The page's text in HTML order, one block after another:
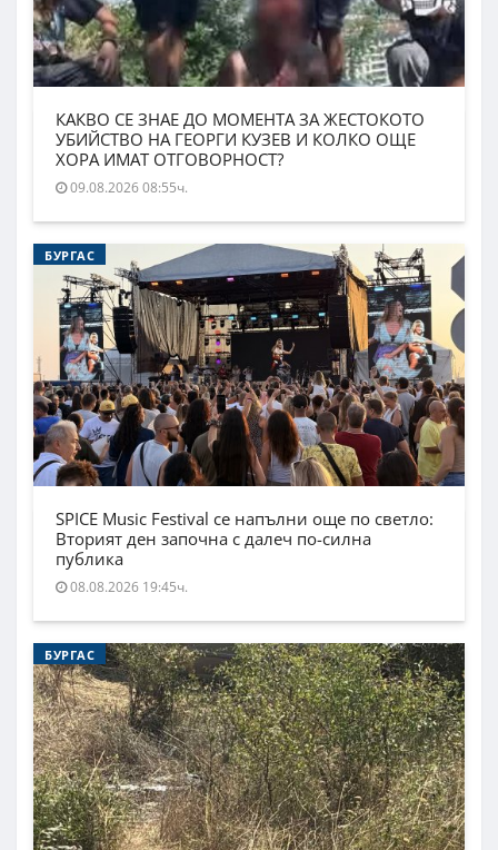
КАКВО СЕ ЗНАЕ ДО МОМЕНТА ЗА ЖЕСТОКОТО
УБИЙСТВО НА ГЕОРГИ КУЗЕВ И КОЛКО ОЩЕ
ХОРА ИМАТ ОТГОВОРНОСТ?
09.08.2026 08:55ч.
БУРГАС
SPICE Music Festival се напълни още по светло:
Вторият ден започна с далеч по-силна
публика
08.08.2026 19:45ч.
БУРГАС